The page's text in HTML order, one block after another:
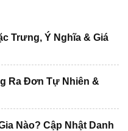
Trưng, Ý Nghĩa & Giá
Ra Đơn Tự Nhiên &
Nào? Cập Nhật Danh